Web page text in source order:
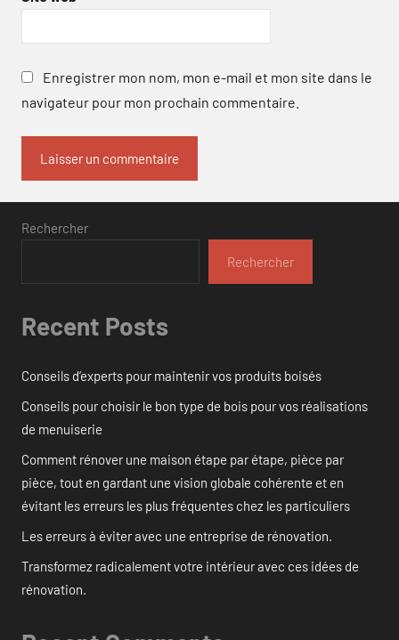
Enregistrer mon nom, mon e-mail et mon site dans le
navigateur pour mon prochain commentaire.
Rechercher
Rechercher
Recent Posts
Conseils d’experts pour maintenir vos produits boisés
Conseils pour choisir le bon type de bois pour vos réalisations
de menuiserie
Comment rénover une maison étape par étape, pièce par
pièce, tout en gardant une vision globale cohérente et en
évitant les erreurs les plus fréquentes chez les particuliers
Les erreurs à éviter avec une entreprise de rénovation.
Transformez radicalement votre intérieur avec ces idées de
rénovation.